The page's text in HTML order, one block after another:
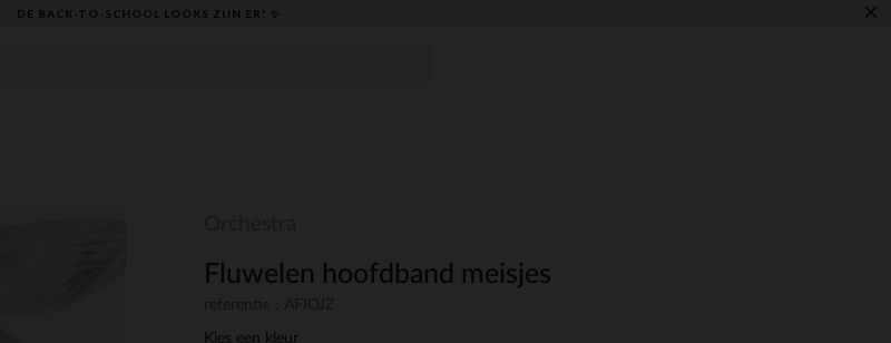
DE BACK-TO-SCHOOL LOOKS ZIJN ER! ✨ ×
Fluwelen hoofdband meisjes
Kies een kleur